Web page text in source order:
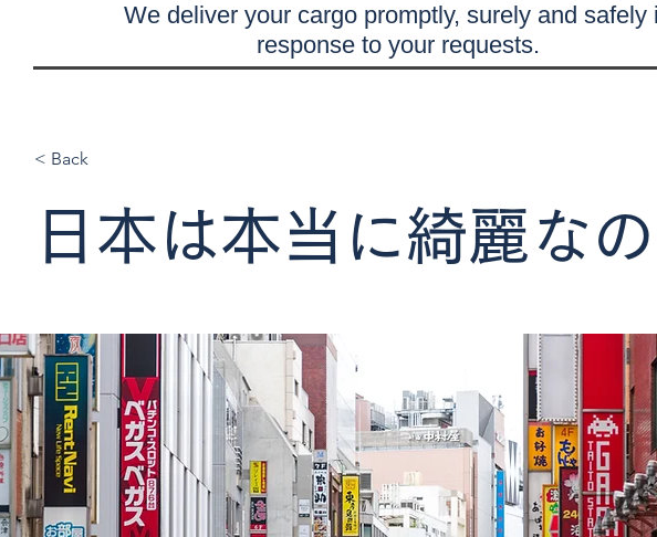
We deliver your cargo promptly, surely and safely
response to your requests.
< Back
日本は本当に綺麗な